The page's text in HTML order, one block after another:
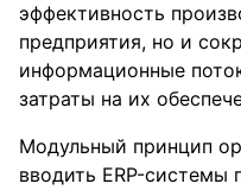
эффективность
предприятия, но и
информационные
затраты на их
Модульный принцип
вводить ERP-системы